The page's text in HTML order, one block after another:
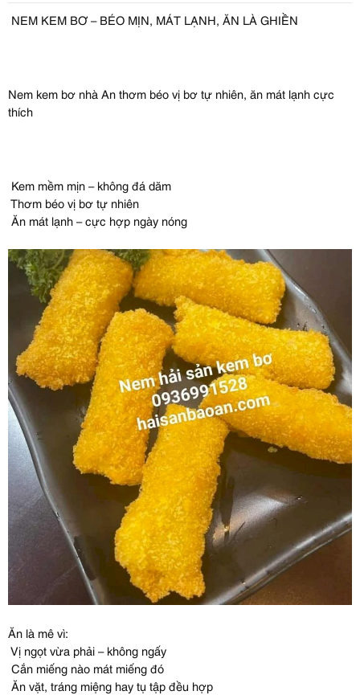
NEM KEM BƠ – BÉO MỊN, MÁT LẠNH, ĂN LÀ GHIỀN
Nem kem bơ nhà An thơm béo vị bơ tự nhiên, ăn mát lạnh cực
thích
Kem mềm mịn – không đá dăm
Thơm béo vị bơ tự nhiên
Ăn mát lạnh – cực hợp ngày nóng
Ăn là mê vì:
Vị ngọt vừa phải – không ngấy
Cắn miếng nào mát miếng đó
Ăn vặt, tráng miệng hay tụ tập đều hợp